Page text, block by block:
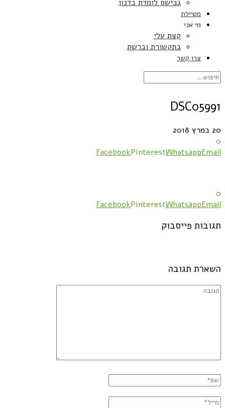
גבישס לומדת בדנון
מטיילת
מי אני
קצת עלי
בתקשורת וברשת
צרו קשר
DSC05991
20 במרץ 2018
0
FacebookPinterestWhatsappEmail
0
FacebookPinterestWhatsappEmail
תגובות פייסבוק
השארת תגובה